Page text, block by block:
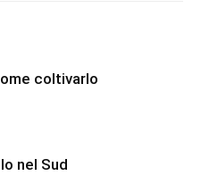
coltivarlo
nel Sud